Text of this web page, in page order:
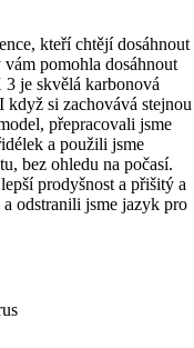
kteří chtějí dosáhnout
pomohla dosáhnout
je skvělá karbonová
když si zachovává stejnou
přepracovali jsme
a použili jsme
bez ohledu na počasí.
prodyšnost a přišitý a
odstranili jsme jazyk pro